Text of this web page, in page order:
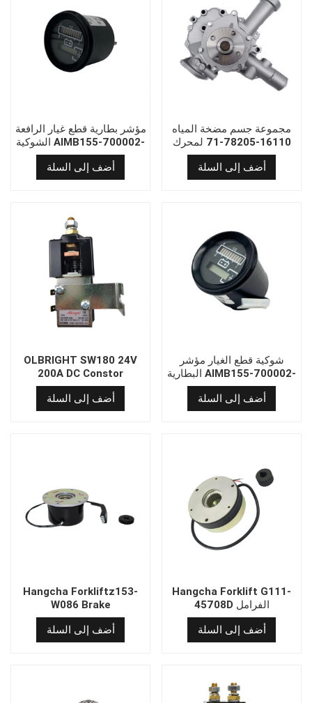
مؤشر بطارية قطع غيار الرافعة
الشوكية AIMB155-700002-
00 ل CBD20-AMC1 ل
أضف إلى السلة
مجموعة جسم مضخة المياه
16110-78205-71 لمحرك
تويوتا 8f1dz شوكية
أضف إلى السلة
OLBRIGHT SW180 24V
200A DC Constor
SW8180B -825L مع شريحة
مزدوجة
أضف إلى السلة
شوكية قطع الغيار مؤشر
البطارية AIMB155-700002-
001
أضف إلى السلة
Hangcha Forkliftz153-
W086 Brake
أضف إلى السلة
Hangcha Forklift G111-
45708D الفرامل
الكهرومغناطيسية
أضف إلى السلة